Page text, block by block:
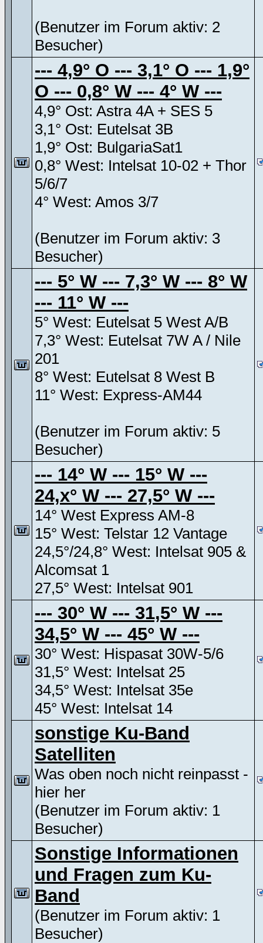
(Benutzer im Forum aktiv: 2
Besucher)
--- 4,9° O --- 3,1° O --- 1,9°
O --- 0,8° W --- 4° W ---
4,9° Ost: Astra 4A + SES 5
3,1° Ost: Eutelsat 3B
1,9° Ost: BulgariaSat1
0,8° West: Intelsat 10-02 + Thor
5/6/7
4° West: Amos 3/7
(Benutzer im Forum aktiv: 3
Besucher)
--- 5° W --- 7,3° W --- 8° W
--- 11° W ---
5° West: Eutelsat 5 West A/B
7,3° West: Eutelsat 7W A / Nile
201
8° West: Eutelsat 8 West B
11° West: Express-AM44
(Benutzer im Forum aktiv: 5
Besucher)
--- 14° W --- 15° W ---
24,x° W --- 27,5° W ---
14° West Express AM-8
15° West: Telstar 12 Vantage
24,5°/24,8° West: Intelsat 905 &
Alcomsat 1
27,5° West: Intelsat 901
--- 30° W --- 31,5° W ---
34,5° W --- 45° W ---
30° West: Hispasat 30W-5/6
31,5° West: Intelsat 25
34,5° West: Intelsat 35e
45° West: Intelsat 14
sonstige Ku-Band
Satelliten
Was oben noch nicht reinpasst -
hier her
(Benutzer im Forum aktiv: 1
Besucher)
Sonstige Informationen
und Fragen zum Ku-
Band
(Benutzer im Forum aktiv: 1
Besucher)